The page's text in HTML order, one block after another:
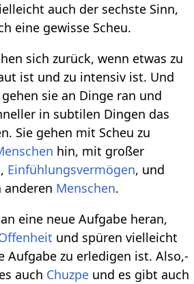
auch der sechste Sinn,
eine gewisse Scheu.
sich zurück, wenn etwas zu
ist und zu intensiv ist. Und
sie an Dinge ran und
in subtilen Dingen das
Sie gehen mit Scheu zu
hin, mit großer
, Einfühlungsvermögen, und
anderen Menschen.
eine neue Aufgabe heran,
und spüren vielleicht
Aufgabe zu erledigen ist. Also,-
auch Chuzpe und es gibt auch